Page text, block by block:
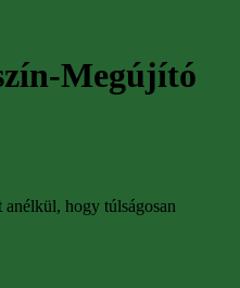
Megújító
hogy túlságosan